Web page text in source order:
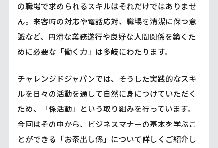
の職場で求められるスキルはそれだけではありませ
ん。来客時の対応や電話応対、職場を清潔に保つ意
識など、円滑な業務遂行や良好な人間関係を築くた
めに必要な「働く力」は多岐にわたります。
チャレンジドジャパンでは、そうした実践的なスキ
ルを日々の活動を通して自然に身につけていただく
ため、「係活動」という取り組みを行っています。
今回はその中から、ビジネスマナーの基本を学ぶこ
とができる「お茶出し係」について詳しくご紹介し